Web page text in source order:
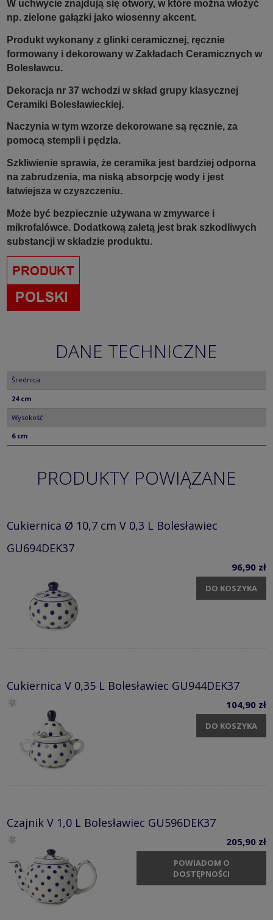
W uchwycie znajdują się otwory, w które można włożyć
np. zielone gałązki jako wiosenny akcent.
Produkt wykonany z glinki ceramicznej, ręcznie
formowany i dekorowany w Zakładach Ceramicznych w
Bolesławcu.
Dekoracja nr 37 wchodzi w skład grupy klasycznej
Ceramiki Bolesławieckiej.
Naczynia w tym wzorze dekorowane są ręcznie, za
pomocą stempli i pędzla.
Szkliwienie sprawia, że ceramika jest bardziej odporna
na zabrudzenia, ma niską absorpcję wody i jest
łatwiejsza w czyszczeniu.
Może być bezpiecznie używana w zmywarce i
mikrofalówce. Dodatkową zaletą jest brak szkodliwych
substancji w składzie produktu.
DANE TECHNICZNE
Średnica
24 cm
Wysokość
6 cm
PRODUKTY POWIĄZANE
Cukiernica Ø 10,7 cm V 0,3 L Bolesławiec
GU694DEK37
96,90 zł
DO KOSZYKA
Cukiernica V 0,35 L Bolesławiec GU944DEK37
104,90 zł
DO KOSZYKA
Czajnik V 1,0 L Bolesławiec GU596DEK37
205,90 zł
POWIADOM O
DOSTĘPNOŚCI